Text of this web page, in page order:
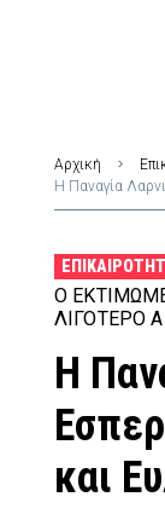
Αρχική
Η Παναγία
Ο
ΛΙΓΌΤΕΡΟ
Η
και